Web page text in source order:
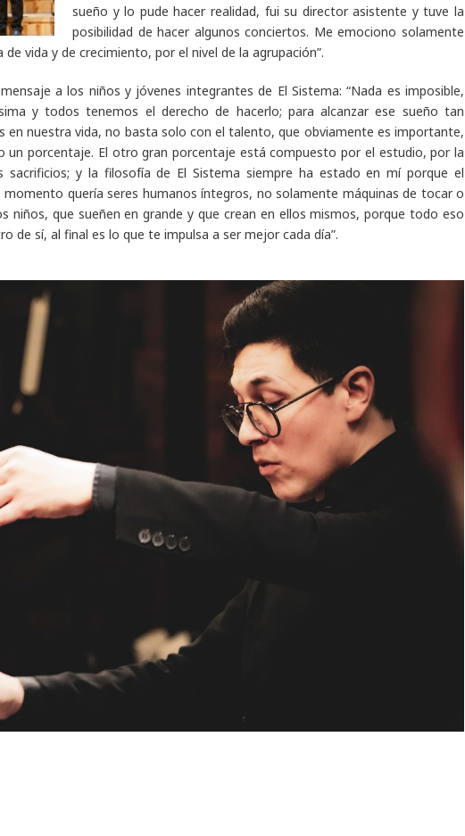
sueño y lo pude hacer realidad, fui su director asistente y tuve la
posibilidad de hacer algunos conciertos. Me emociono solamente
vida y de crecimiento, por el nivel de la agrupación”.
a los niños y jóvenes integrantes de El Sistema: “Nada es imposible,
y todos tenemos el derecho de hacerlo; para alcanzar ese sueño tan
en nuestra vida, no basta solo con el talento, que obviamente es importante,
un porcentaje. El otro gran porcentaje está compuesto por el estudio, por la
sacrificios; y la filosofía de El Sistema siempre ha estado en mí porque el
quería seres humanos íntegros, no solamente máquinas de tocar o
niños, que sueñen en grande y que crean en ellos mismos, porque todo eso
de sí, al final es lo que te impulsa a ser mejor cada día”.